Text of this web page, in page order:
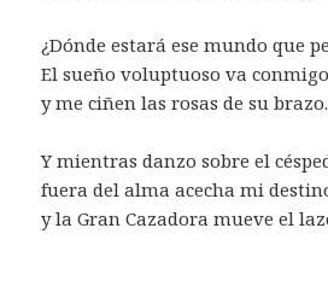
¿Dónde estará ese mundo que
El sueño voluptuoso va conmigo
y me ciñen las rosas de su brazo.
Y mientras danzo sobre el
fuera del alma acecha mi
y la Gran Cazadora mueve el